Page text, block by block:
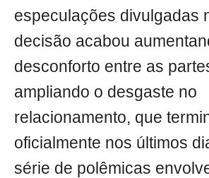
especulações divulgadas
decisão acabou
desconforto entre as
ampliando o desgaste no
relacionamento, que
oficialmente nos últimos
série de polêmicas